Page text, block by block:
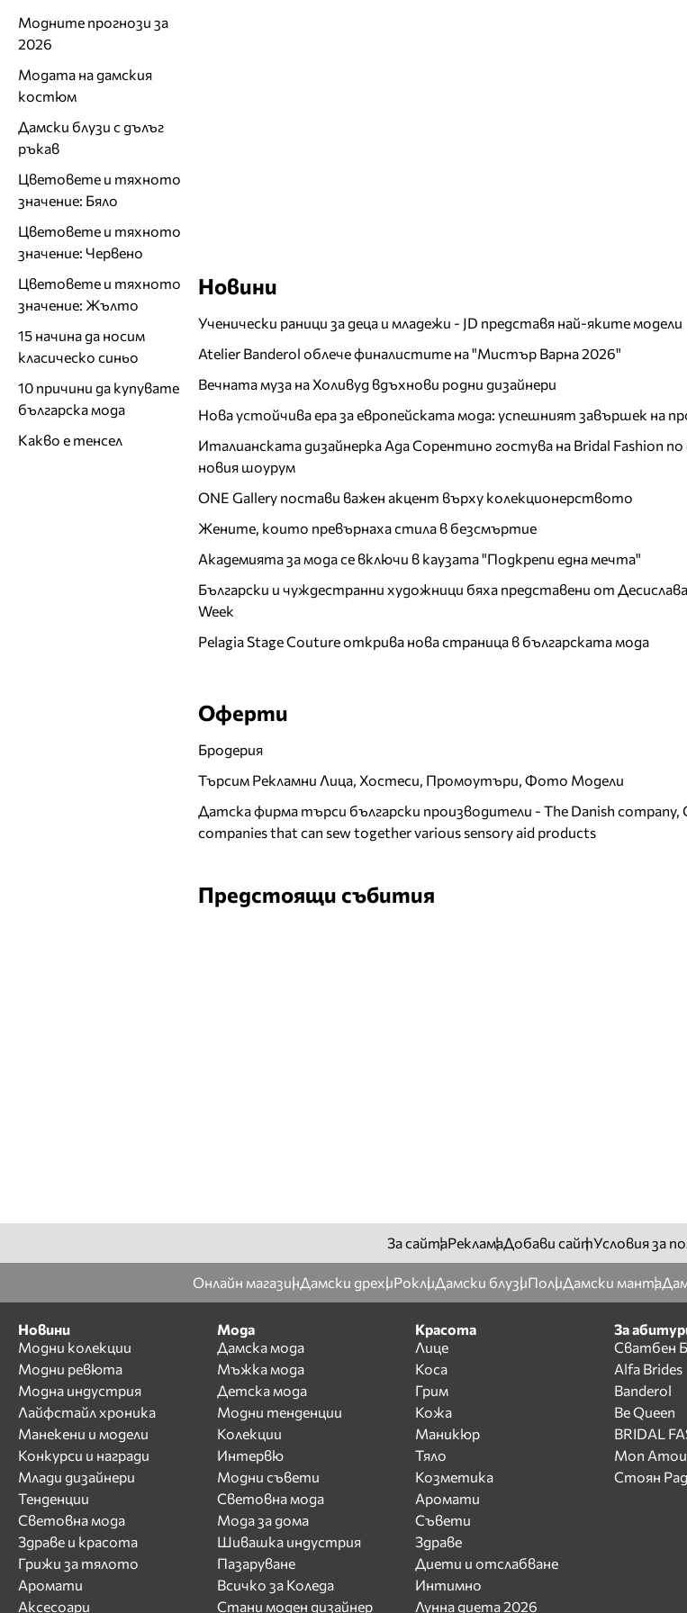
Новини
Ученически раници за деца и младежи - JD представя най-яките модели
Atelier Banderol облече финалистите на "Мистър Варна 2026"
Вечната муза на Холивуд вдъхнови родни дизайнери
Нова устойчива ера за европейската мода: успешният завършек на
Италианската дизайнерка Ада Сорентино гостува на Bridal Fashion по
новия шоурум
ONE Gallery постави важен акцент върху колекционерството
Жените, които превърнаха стила в безсмъртие
Академията за мода се включи в каузата "Подкрепи една мечта"
Български и чуждестранни художници бяха представени от
Week
Pelagia Stage Couture открива нова страница в българската мода
Оферти
Бродерия
Търсим Рекламни Лица, Хостеси, Промоутъри, Фото Модели
Датска фирма търси български производители - The Danish
companies that can sew together various sensory aid products
Предстоящи събития
Модните прогнози за
2026
Модата на дамския
костюм
Дамски блузи с дълъг
ръкав
Цветовете и тяхното
значение: Бяло
Цветовете и тяхното
значение: Червено
Цветовете и тяхното
значение: Жълто
15 начина да носим
класическо синьо
10 причини да купувате
българска мода
Какво е тенсел
За сайтаРекламаДобави сайтУсловия за
Онлайн магазинДамски дрехиРоклиДамски блузиПолиДамски манта
Новини
Модни колекции
Модни ревюта
Модна индустрия
Лайфстайл хроника
Манекени и модели
Конкурси и награди
Млади дизайнери
Тенденции
Световна мода
Здраве и красота
Грижи за тялото
Аромати
Аксесоари
Мода
Дамска мода
Мъжка мода
Детска мода
Модни тенденции
Колекции
Интервю
Модни съвети
Световна мода
Мода за дома
Шивашка индустрия
Пазаруване
Всичко за Коледа
Стани моден дизайнер
Красота
Лице
Коса
Грим
Кожа
Маникюр
Тяло
Козметика
Аромати
Съвети
Здраве
Диети и отслабване
Интимно
Лунна диета 2026
За
Сватбен
Alfa Brides
Banderol
Be Queen
BRIDAL
Mon
Стоян